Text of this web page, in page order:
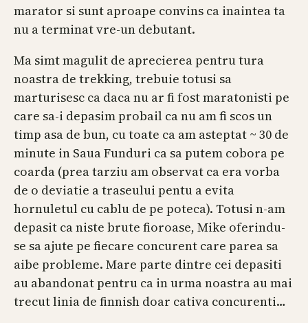
marator si sunt aproape convins ca inaintea ta
nu a terminat vre-un debutant.
Ma simt magulit de aprecierea pentru tura
noastra de trekking, trebuie totusi sa
marturisesc ca daca nu ar fi fost maratonisti pe
care sa-i depasim probail ca nu am fi scos un
timp asa de bun, cu toate ca am asteptat ~ 30 de
minute in Saua Funduri ca sa putem cobora pe
coarda (prea tarziu am observat ca era vorba
de o deviatie a traseului pentu a evita
hornuletul cu cablu de pe poteca). Totusi n-am
depasit ca niste brute fioroase, Mike oferindu-
se sa ajute pe fiecare concurent care parea sa
aibe probleme. Mare parte dintre cei depasiti
au abandonat pentru ca in urma noastra au mai
trecut linia de finnish doar cativa concurenti…